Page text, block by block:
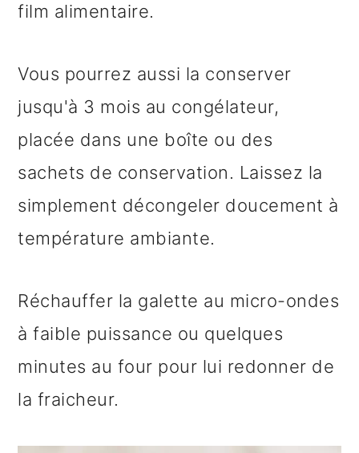
film alimentaire.
Vous pourrez aussi la conserver
jusqu'à 3 mois au congélateur,
placée dans une boîte ou des
sachets de conservation. Laissez la
simplement décongeler doucement à
température ambiante.
Réchauffer la galette au micro-ondes
à faible puissance ou quelques
minutes au four pour lui redonner de
la fraicheur.